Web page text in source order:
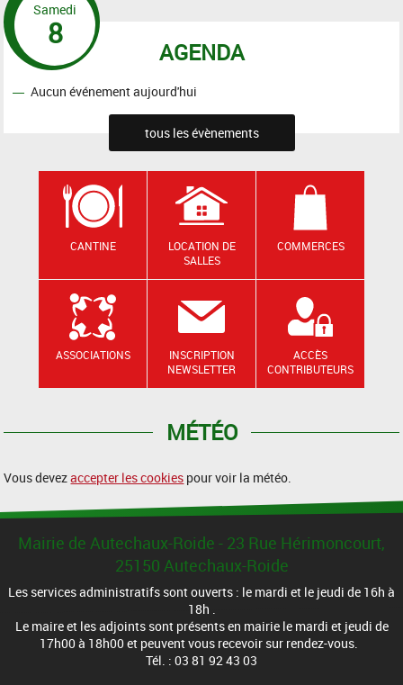
AGENDA
Samedi
8
Aucun événement aujourd'hui
tous les évènements
CANTINE
LOCATION DE
SALLES
COMMERCES
ASSOCIATIONS
INSCRIPTION
NEWSLETTER
ACCÈS
CONTRIBUTEURS
MÉTÉO
Vous devezaccepter les cookies pour voir la météo.
Mairie de Autechaux-Roide - 23 Rue Hérimoncourt,
25150 Autechaux-Roide
Les services administratifs sont ouverts : le mardi et le jeudi de 16h à
18h .
Le maire et les adjoints sont présents en mairie le mardi et jeudi de
17h00 à 18h00 et peuvent vous recevoir sur rendez-vous.
Tél. : 03 81 92 43 03